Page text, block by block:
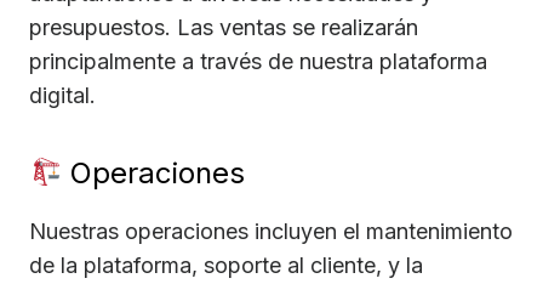
presupuestos. Las ventas se realizarán
principalmente a través de nuestra plataforma
digital.
Operaciones
Nuestras operaciones incluyen el mantenimiento
de la plataforma, soporte al cliente, y la